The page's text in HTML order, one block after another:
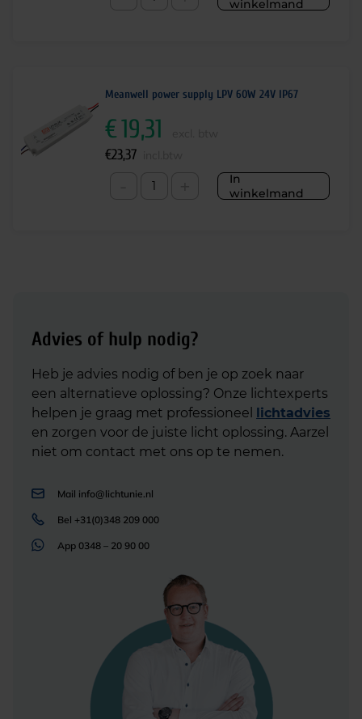
winkelmand
Meanwell power supply LPV 60W 24V IP67
In
winkelmand
€19,31
€23,37
Advies of hulp nodig?
Heb je advies nodig of ben je op zoek naar
een alternatieve oplossing? Onze lichtexperts
helpen je graag met professioneel lichtadvies
en zorgen voor de juiste licht oplossing. Aarzel
niet om contact met ons op te nemen.
Mail info@lichtunie.nl
Bel +31(0)348 209 000
App 0348 – 20 90 00